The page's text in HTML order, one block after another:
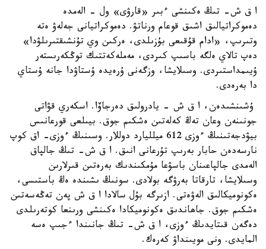
ا ق ش- تىڭ ەكىنشى ءبىر «قارۋى» ول - الەمدە
دەموكراتيالىق اشىق قوعام ورناتۋ. دەموكراتيانى جەلەۋ ەتە
وتىرىپ، «ادام قۇقىعى بۇزىلدى، ەركىن وي تۇنشىقتىرىلۋدا»
دەپ تالاي ەلگە باسىپ كىردى، مەملەكەتتىك توڭكەرىستەر
ۇيىمداستىردى. وسىلايشا، وزگەنى ۇرەيدە ۇستاۋدا جانە ۇستاي
دا بەرەدى.
ۇشىنشىدەن، ا ق ش - يادرولىق دەرجاۆا. اسكەري قۋاتى
جونىنەن وعان تەڭ كەلەتىن ەشكىم جوق. بيىلعى قورعانىس
بيۋدجەتىنىڭ ءوزى 612 ميلليارد دوللار. وسىنىڭ ءوزى- اق كوپ
نارسەدەن حابار بەرىپ تۇرعانى انىق. ا ق ش- تىڭ جالپاق
الەمدى جالپاعىنان باسۋعا مۇمكىندىك بەرەتىن قىرلارىن
وسىلايشا، تارقاتا بەرۋگە بولادى. سونىڭ ىشىندە ەڭ باستىسى،
ەكونوميكالىق الەۋەتى. ازىرگە بۇل سالادا ا ق ش پەن تەڭەسەتىن
ەشكىم جوق. جاھاندىق ەكونوميكادا ەكىنشى ورىنعا كوتەرىلدى
دەگەن قىتايدىڭ ءوزى، ا ق ش- تىڭ جانىندا ءجىپ ەسە
المايدى. ونى مويىنداۋ كەرەك.